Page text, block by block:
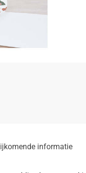
informatie